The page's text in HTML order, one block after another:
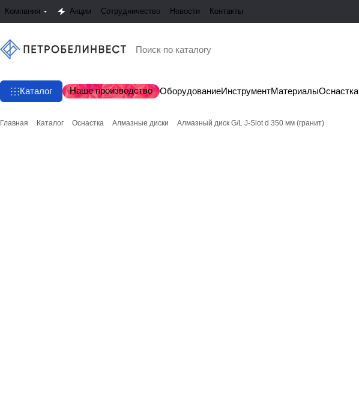
Компания Акции Сотрудничество Новости Контакты
Каталог Наше производство ОборудованиеИнструментМатериалыОснастка
Главная Каталог Оснастка Алмазные диски Алмазный диск G/L J-Slot d 350 мм (гранит)